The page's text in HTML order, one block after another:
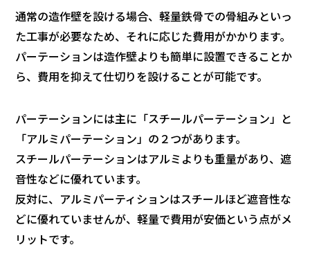
通常の造作壁を設ける場合、軽量鉄骨での骨組みといっ
た工事が必要なため、それに応じた費用がかかります。
パーテーションは造作壁よりも簡単に設置できることか
ら、費用を抑えて仕切りを設けることが可能です。
パーテーションには主に「スチールパーテーション」と
「アルミパーテーション」の２つがあります。
スチールパーテーションはアルミよりも重量があり、遮
音性などに優れています。
反対に、アルミパーティションはスチールほど遮音性な
どに優れていませんが、軽量で費用が安価という点がメ
リットです。